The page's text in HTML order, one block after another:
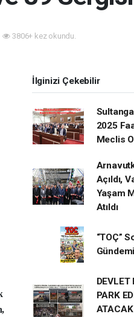
3806+ kez okundu.
İlginizi Çekebilir
2025
Meclis
Açıldı,
Yaşam
Atıldı
“TOÇ”
PARK